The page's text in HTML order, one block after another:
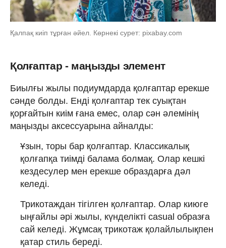
Қалпақ киіп тұрған әйел. Көрнекі сурет: pixabay.com
Қолғаптар - маңызды элемент
Биылғы жылы подиумдарда қолғаптар ерекше
сәнде болды. Енді қолғаптар тек суықтан
қорғайтын киім ғана емес, олар сән әлемінің
маңызды аксессуарына айналды:
Ұзын, торы бар қолғаптар. Классикалық
қолғапқа тиімді балама болмақ. Олар кешкі
кездесулер мен ерекше образдарға дәл
келеді.
Трикотаждан тігілген қолғаптар. Олар киюге
ыңғайлы әрі жылы, күнделікті casual образға
сай келеді. Жұмсақ трикотаж қолайлылықпен
қатар стиль береді.